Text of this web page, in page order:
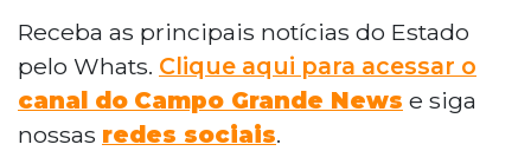
Receba as principais notícias do Estado
pelo Whats. Clique aqui para acessar o
canal do Campo Grande News e siga
nossas redes sociais.